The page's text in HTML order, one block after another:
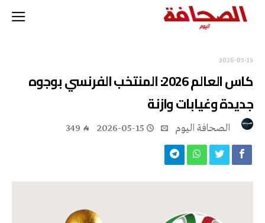
2026-05-15
كاس العالم 2026: المنتخب الفرنسي بوجوه
جديدة وغيابات وازنة
2026-05-15
349